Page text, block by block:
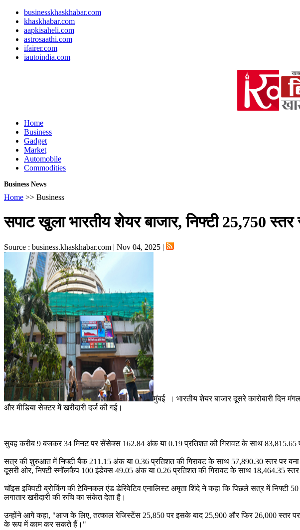
businesskhaskhabar.com
khaskhabar.com
aapkisaheli.com
astrosaathi.com
ifairer.com
iautoindia.com
Home
Business
Gadget
Market
Automobile
Commodities
Business News
Home >> Business
सपाट खुला भारतीय शेयर बाजार, निफ्टी 25,750 स्तर
Source : business.khaskhabar.com | Nov 04, 2025 |
मुंबई । भारतीय शेयर बाजार दूसरे कारोबारी दिन
और मीडिया सेक्टर में खरीदारी दर्ज की गई।
सुबह करीब 9 बजकर 34 मिनट पर सेंसेक्स 162.84 अंक या 0.19 प्रतिशत की गिरावट के साथ 83,815.65
सत्र की शुरुआत में निफ्टी बैंक 211.15 अंक या 0.36 प्रतिशत की गिरावट के साथ 57,890.30 स्तर पर
दूसरी ओर, निफ्टी स्मॉलकैप 100 इंडेक्स 49.05 अंक या 0.26 प्रतिशत की गिरावट के साथ 18,464.35 स्तर
चॉइस इक्विटी ब्रोकिंग की टेक्निकल एंड डेरिवेटिव एनालिस्ट अमृता शिंदे ने कहा कि पिछले सत्र में
लगातार खरीदारी की रुचि का संकेत देता है।
उन्होंने आगे कहा, "आज के लिए, तत्काल रेजिस्टेंस 25,850 पर इसके बाद 25,900 और फिर 26,000 स्तर
के रूप में काम कर सकते हैं।"